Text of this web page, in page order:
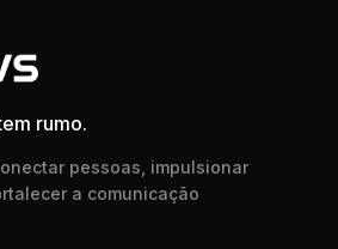
rumo.
pessoas, impulsionar
a comunicação